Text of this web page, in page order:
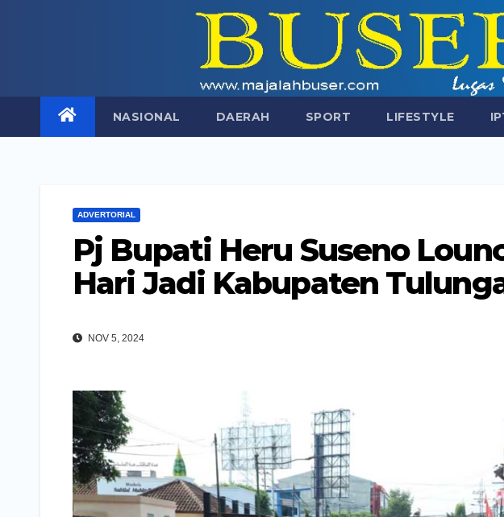
NASIONAL DAERAH SPORT LIFESTYLE
ADVERTORIAL
Pj Bupati Heru Suseno
Hari Jadi Kabupaten
NOV 5, 2024